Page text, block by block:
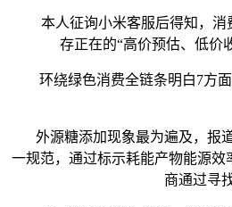
本人征询小米客服后得知，消费
存正在的“高价预估、低价
环绕绿色消费全链条明白7方面
外源糖添加现象最为遍及，报道
一规范，通过标示耗能产物能源
商通过寻